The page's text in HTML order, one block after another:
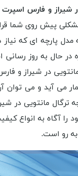
شیراز و فارس اسپرت
پیش روی شما
پارچه ای که
در حال به روز
در شیراز و
می آید و می
ترگال مانتویی در
را آگاه به انواع
رو است.